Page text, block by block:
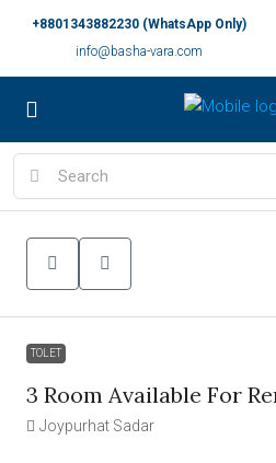
+8801343882230 (WhatsApp Only)
info@basha-vara.com
TOLET
3 Room Available For
Joypurhat Sadar